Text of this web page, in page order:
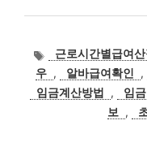
태근로시간별급여산
우 , 알바급여확인 ,
임금계산방법
, 임
보
,